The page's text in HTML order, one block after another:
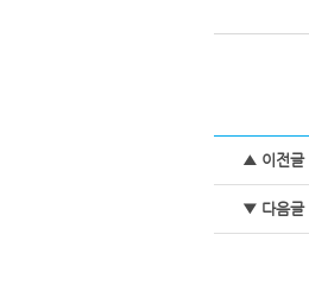
▲ 이전글
▼ 다음글